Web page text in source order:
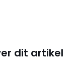
dit artikel